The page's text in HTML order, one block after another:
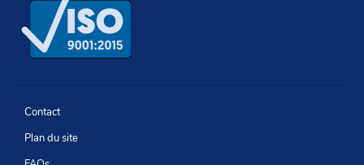
NewsletterFacebookLinkedIn
Contact
Plan du site